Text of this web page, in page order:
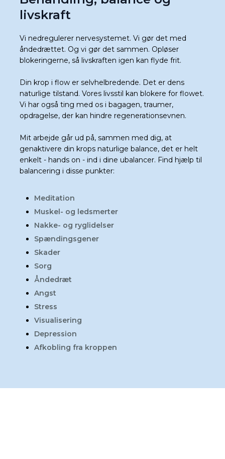
livskraft
​Vi nedregulerer nervesystemet. Vi gør det med
åndedrættet. Og vi gør det sammen. Opløser
blokeringerne, så livskraften igen kan flyde frit.
Din krop i flow er selvhelbredende. Det er dens
naturlige tilstand. Vores livsstil kan blokere for flowet.
Vi har også ting med os i bagagen, traumer,
opdragelse, der kan hindre regenerationsevnen.
Mit arbejde går ud på, sammen med dig, at
genaktivere din krops naturlige balance, det er helt
enkelt - hands on - ind i dine ubalancer. Find hjælp til
balancering i disse punkter:
Meditation
Muskel- og ledsmerter
Nakke- og ryglidelser
Spændingsgener
Skader
Sorg
Åndedræt
​Angst
Stress
Visualisering
Depression
Afkobling fra kroppen